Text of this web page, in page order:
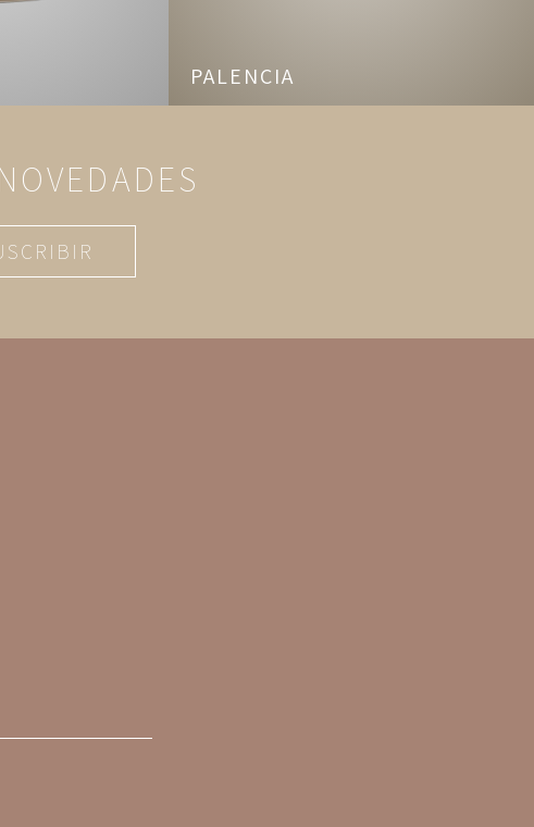
PALENCIA